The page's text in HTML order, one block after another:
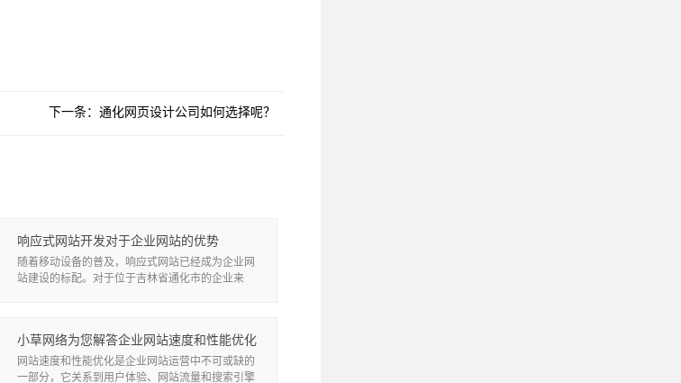
下一条：通化网页设计公司如何选择呢？
响应式网站开发对于企业网站的优势
随着移动设备的普及，响应式网站已经成为企业网
站建设的标配。对于位于吉林省通化市的企业来
小草网络为您解答企业网站速度和性能优化
有哪些策略？
网站速度和性能优化是企业网站运营中不可或缺的
一部分，它关系到用户体验、网站流量和搜索引擎